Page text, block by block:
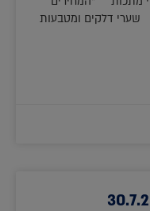
דלקים ומטבעות